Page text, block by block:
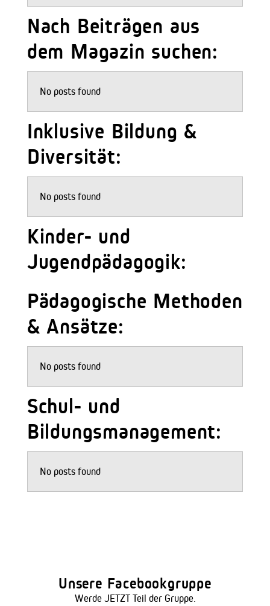
Nach Beiträgen aus
dem Magazin suchen:
No posts found
Inklusive Bildung &
Diversität:
No posts found
Kinder- und
Jugendpädagogik:
Pädagogische Methoden
& Ansätze:
No posts found
Schul- und
Bildungsmanagement:
No posts found
Unsere Facebookgruppe
Werde JETZT Teil der Gruppe.